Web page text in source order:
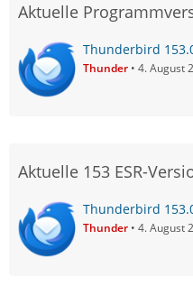
Aktuelle
Thunderbird
Thunder 4. August
Aktuelle 153 ESR-
Thunderbird
Thunder 4. August